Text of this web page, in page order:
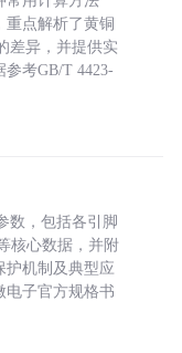
重点解析了黄铜
差异，并提供实
考GB/T 4423-
数，包括各引脚
核心数据，并附
护机制及典型应
电子官方规格书